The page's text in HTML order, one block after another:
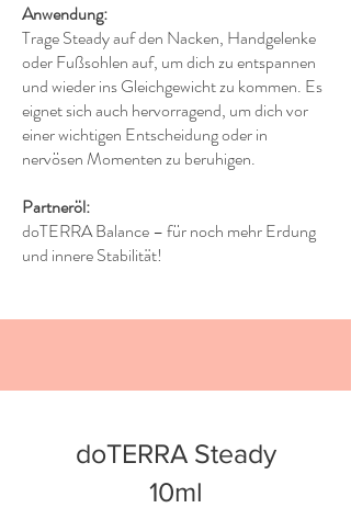
Anwendung:
Trage Steady auf den Nacken, Handgelenke
oder Fußsohlen auf, um dich zu entspannen
und wieder ins Gleichgewicht zu kommen. Es
eignet sich auch hervorragend, um dich vor
einer wichtigen Entscheidung oder in
nervösen Momenten zu beruhigen.
Partneröl:
doTERRA Balance – für noch mehr Erdung
und innere Stabilität!
doTERRA Steady
10ml